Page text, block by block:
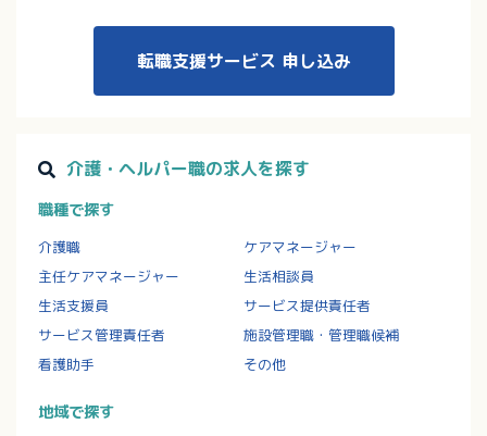
転職支援サービス 申し込み
介護・ヘルパー職の求人を探す
職種で探す
介護職
ケアマネージャー
主任ケアマネージャー
生活相談員
生活支援員
サービス提供責任者
サービス管理責任者
施設管理職・管理職候補
看護助手
その他
地域で探す